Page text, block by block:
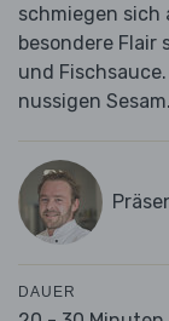
schmiegen sich
besondere Flair
und
nussigen
DAUER